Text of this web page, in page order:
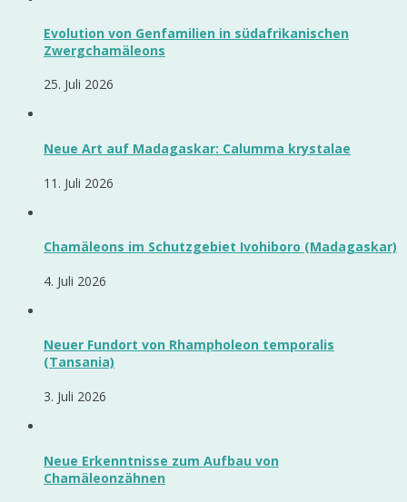
Evolution von Genfamilien in südafrikanischen
Zwergchamäleons
25. Juli 2026
Neue Art auf Madagaskar: Calumma krystalae
11. Juli 2026
Chamäleons im Schutzgebiet Ivohiboro (Madagaskar)
4. Juli 2026
Neuer Fundort von Rhampholeon temporalis
(Tansania)
3. Juli 2026
Neue Erkenntnisse zum Aufbau von
Chamäleonzähnen